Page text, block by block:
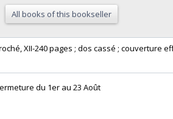
All books of this bookseller
XII-240 pages ; dos cassé ; couverture
du 1er au 23 Août‎